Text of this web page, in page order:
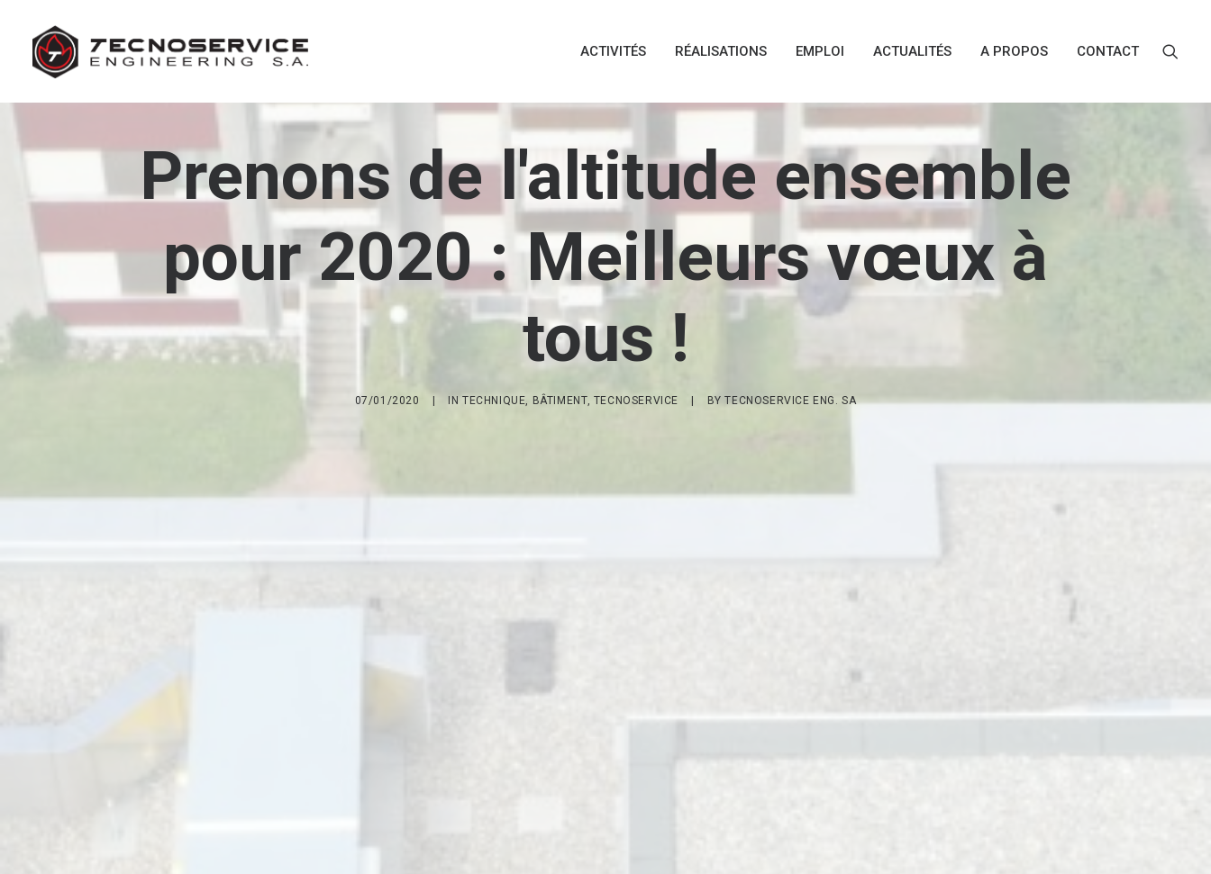
ACTIVITÉS RÉALISATIONS EMPLOI ACTUALITÉS A PROPOS CONTACT
Prenons de l'altitude ensemble
pour 2020 : Meilleurs vœux à
tous !
07/01/2020 INTECHNIQUE, BÂTIMENT, TECNOSERVICE BYTECNOSERVICE ENG. SA